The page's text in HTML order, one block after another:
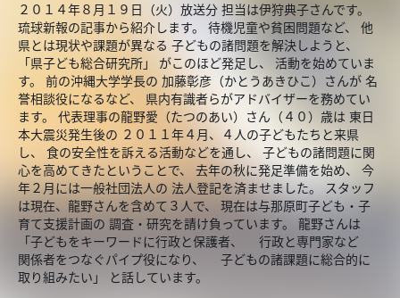
２０１４年８月１９日（火）放送分 担当は伊狩典子さんです。
琉球新報の記事から紹介します。 待機児童や貧困問題など、 他
県とは現状や課題が異なる 子どもの諸問題を解決しようと、
「県子ども総合研究所」 がこのほど発足し、 活動を始めていま
す。 前の沖縄大学学長の 加藤彰彦（かとうあきひこ）さんが 名
誉相談役になるなど、 県内有識者らがアドバイザーを務めてい
ます。 代表理事の龍野愛（たつのあい）さん（４０）歳は 東日
本大震災発生後の ２０１１年４月、４人の子どもたちと来県
し、 食の安全性を訴える活動などを通し、 子どもの諸問題に関
心を高めてきたということで、 去年の秋に発足準備を始め、 今
年２月には一般社団法人の 法人登記を済ませました。 スタッフ
は現在、龍野さんを含めて３人で、 現在は与那原町子ども・子
育て支援計画の 調査・研究を請け負っています。 龍野さんは
「子どもをキーワードに行政と保護者、 行政と専門家など
関係者をつなぐパイプ役になり、 子どもの諸課題に総合的に
取り組みたい」 と話しています。